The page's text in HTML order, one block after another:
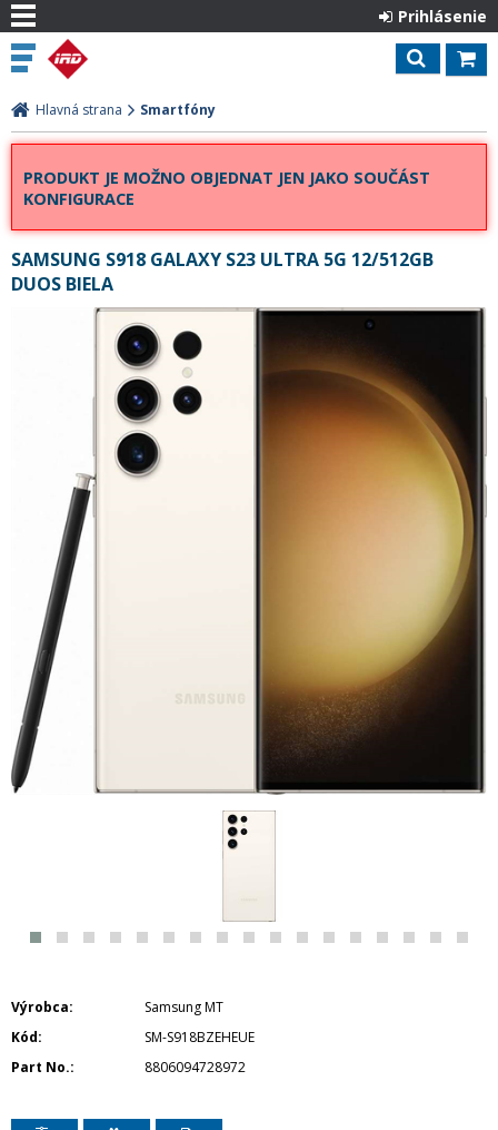
Prihlásenie
Hlavná strana Smartfóny
PRODUKT JE MOŽNO OBJEDNAT JEN JAKO SOUČÁST
KONFIGURACE
SAMSUNG S918 GALAXY S23 ULTRA 5G 12/512GB
DUOS BIELA
Výrobca
Samsung MT
Kód
SM-S918BZEHEUE
Part No.
8806094728972